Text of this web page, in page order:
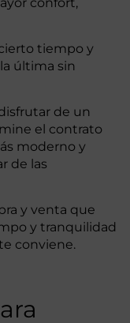
tiempo y
última sin
de un
el contrato
moderno y
de las
y venta que
y tranquilidad
conviene.